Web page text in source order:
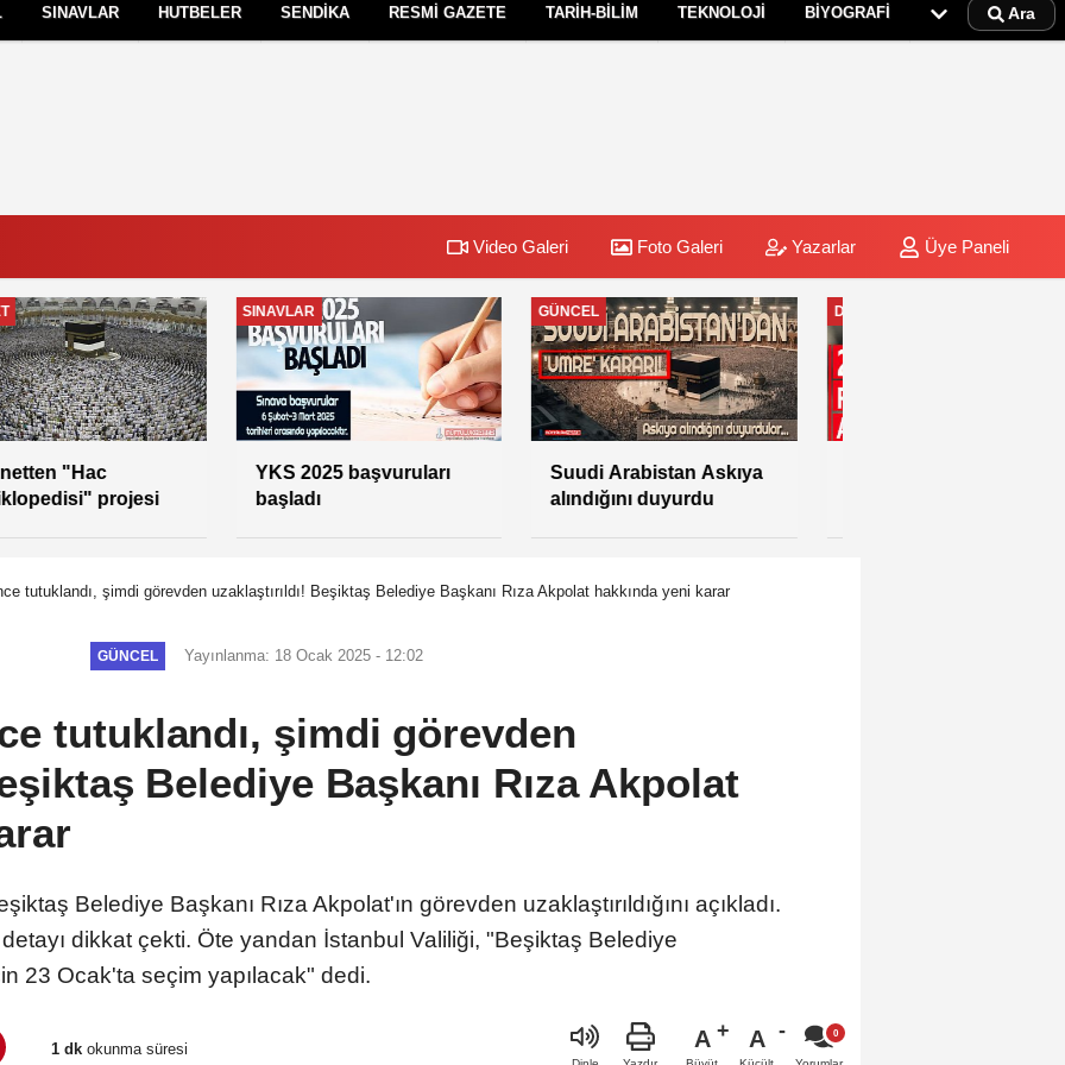
Çerez Politikası Gizlilik İlkeleri
SINAVLAR HUTBELER SENDİKA RESMİ GAZETE TARİH-BİLİM TEKNOLOJİ BİYOGRAFİ Ara
Video Galeri Foto Galeri Yazarlar Üye Paneli
Vekil Aylıklarına İlişkin
İkinci Karar
SENDİKA
Genel Başkan
Yıldız;Hedef 100 Bin Üye
DİYANET
Rabia: “Farklı vize
türleriyle hac
tutuklandı, şimdi görevden uzaklaştırıldı! Beşiktaş Belediye Başkanı Rıza Akpolat hakkında yeni karar
GÜNCEL Yayınlanma: 18 Ocak 2025 - 12:02
tutuklandı, şimdi görevden
Belediye Başkanı Rıza Akpolat
Belediye Başkanı Rıza Akpolat'ın görevden uzaklaştırıldığını açıkladı.
dikkat çekti. Öte yandan İstanbul Valiliği, "Beşiktaş Belediye
23 Ocak'ta seçim yapılacak" dedi.
1 dk okunma süresi A A